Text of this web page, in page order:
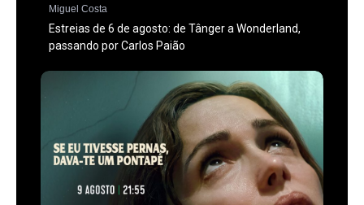
Miguel Costa
Estreias de 6 de agosto: de Tânger a Wonderland,
passando por Carlos Paião